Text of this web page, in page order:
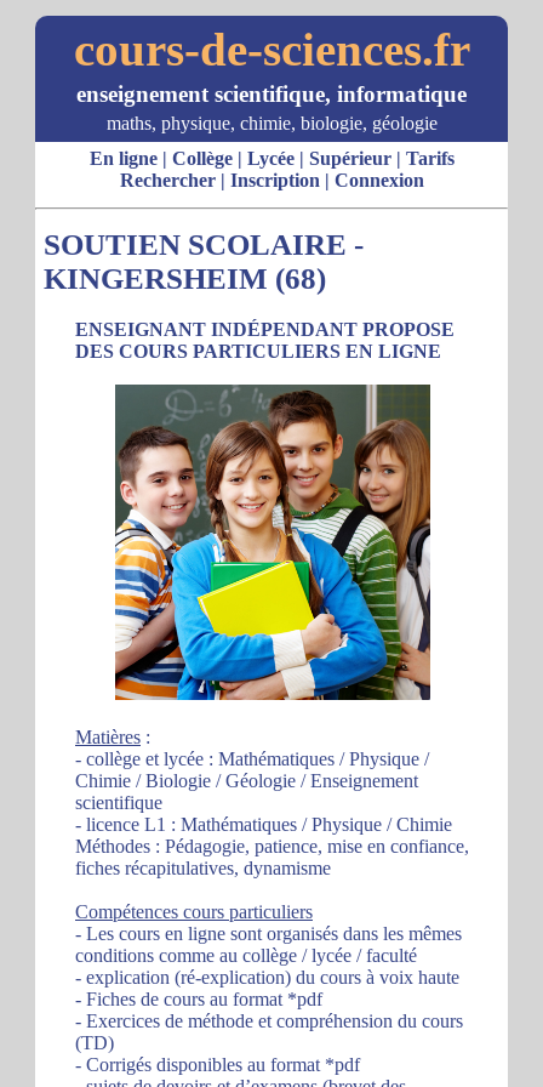
cours-de-sciences.fr
enseignement scientifique, informatique
maths, physique, chimie, biologie, géologie
En ligne| Collège| Lycée| Supérieur| Tarifs
Rechercher| Inscription | Connexion
SOUTIEN SCOLAIRE -
KINGERSHEIM (68)
ENSEIGNANT INDÉPENDANT PROPOSE
DES COURS PARTICULIERS EN LIGNE
Matières :
- collège et lycée : Mathématiques / Physique /
Chimie / Biologie / Géologie / Enseignement
scientifique
- licence L1 : Mathématiques / Physique / Chimie
Méthodes : Pédagogie, patience, mise en confiance,
fiches récapitulatives, dynamisme
Compétences cours particuliers
- Les cours en ligne sont organisés dans les mêmes
conditions comme au collège / lycée / faculté
- explication (ré-explication) du cours à voix haute
- Fiches de cours au format *pdf
- Exercices de méthode et compréhension du cours
(TD)
- Corrigés disponibles au format *pdf